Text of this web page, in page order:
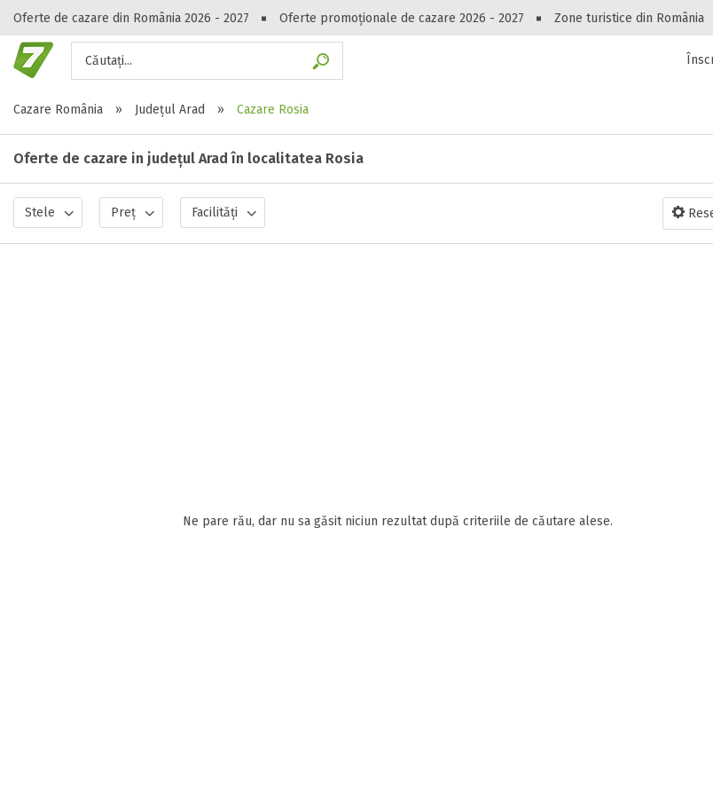
Oferte de cazare din România 2026 - 2027 Oferte promoționale de cazare 2026 - 2027 Zone turistice din România
Căutați...
Peste 10549 oferte de
Gasești hoteluri, pensiuni, vile, apartamente sau
Cazare România
» Județul Arad » Cazare Rosia
Oferte de cazare in județul Arad în localitatea Rosia
Stele Preț Facilități
Ne pare rău, dar nu sa găsit niciun rezultat după criteriile de căutare alese.